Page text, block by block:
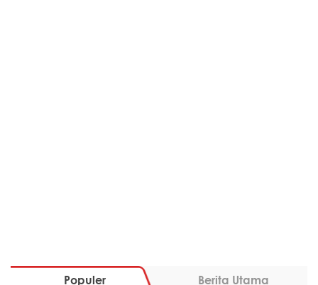
Populer Berita Utama